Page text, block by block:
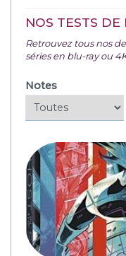
NOS TESTS DE
Retrouvez tous nos
séries en blu-ray ou
Notes